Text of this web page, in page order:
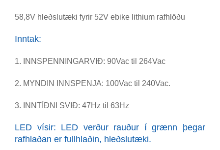
58,8V hleðslutæki fyrir 52V ebike lithium rafhlöðu
Inntak:
1. INNSPENNINGARVIÐ: 90Vac til 264Vac
2. MYNDIN INNSPENJA: 100Vac til 240Vac.
3. INNTÍÐNI SVIÐ: 47Hz til 63Hz
LED vísir: LED verður rauður í grænn þegar
rafhlaðan er fullhlaðin, hleðslutæki.